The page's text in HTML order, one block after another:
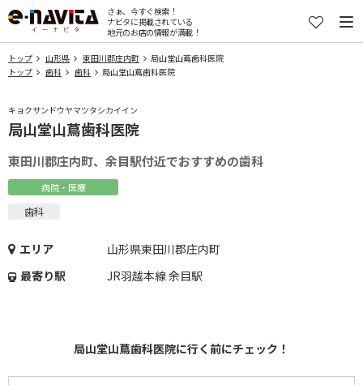
さぁ、今すぐ検索！
ナビタに掲載されている
地元のお店の情報が満載！
トップ 山形県 東田川郡庄内町
局山堂山蔦歯科医院
トップ
歯科 歯科 局山堂山蔦歯科医院
キョクサンドウヤマツタシカイイン
局山堂山蔦歯科医院
東田川郡庄内町、余目駅付近でおすすめの歯科
病院・医療
歯科
エリア
山形県東田川郡庄内町
最寄り駅
JR羽越本線 余目駅
局山堂山蔦歯科医院に行く前にチェック！